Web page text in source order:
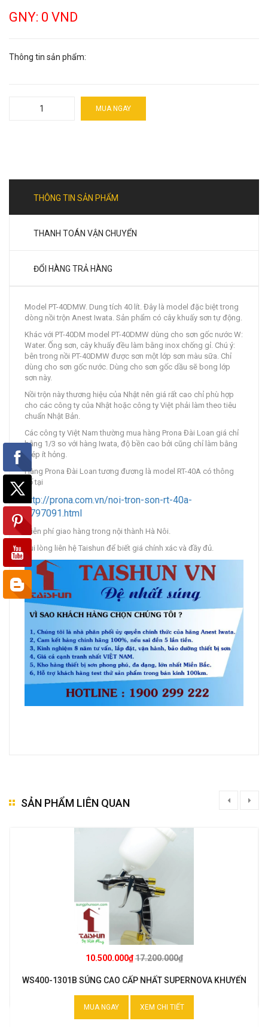
GNY: 0 VND
Thông tin sản phẩm:
MUA NGAY
THÔNG TIN SẢN PHẨM
THANH TOÁN VẬN CHUYỂN
ĐỔI HÀNG TRẢ HÀNG
Model PT-40DMW. Dung tích 40 lít. Đây là model đặc biệt trong
dòng nồi trộn Anest Iwata. Sản phẩm có cây khuấy sơn tự động.
Khác với PT-40DM model PT-40DMW dùng cho sơn gốc nước W:
Water. Ống sơn, cây khuấy đều làm bằng inox chống gỉ. Chú ý:
bên trong nồi PT-40DMW được sơn một lớp sơn màu sữa. Chỉ
dùng cho sơn gốc nước. Dùng cho sơn gốc dầu sẽ bong lớp
sơn này.
Nồi trộn này thương hiệu của Nhật nên giá rất cao chỉ phù hợp
cho các công ty của Nhật hoặc công ty Việt phải làm theo tiêu
chuẩn Nhật Bản.
Các công ty Việt Nam thường mua hàng Prona Đài Loan giá chỉ
bằng 1/3 so với hàng Iwata, độ bền cao bởi cũng chỉ làm bằng
thép ít hỏng.
Hàng Prona Đài Loan tương đương là model RT-40A có thông
số tại
http://prona.com.vn/noi-tron-son-rt-40a-
5797091.html
Miễn phí giao hàng trong nội thành Hà Nôi.
Vui lòng liên hệ Taishun để biết giá chính xác và đầy đủ.
SẢN PHẨM LIÊN QUAN
10.500.000₫17.200.000₫
WS400-1301B SÚNG CAO CẤP NHẤT SUPERNOVA KHUYẾN
MUA NGAY XEM CHI TIẾT